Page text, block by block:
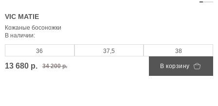
VIC MATIE
Кожаные босоножки
В наличии:
36 37,5 38
13 680 р. 34 200 р. В корзину